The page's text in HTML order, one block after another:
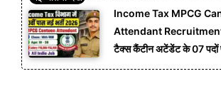
Income Tax MPCG
Attendant
टैक्स कैंटीन अटेंडेंट के 07 पदों